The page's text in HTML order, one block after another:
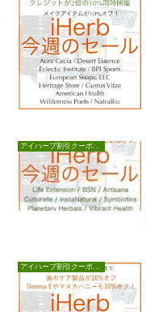
アイハーブ割引クーポンセール情報